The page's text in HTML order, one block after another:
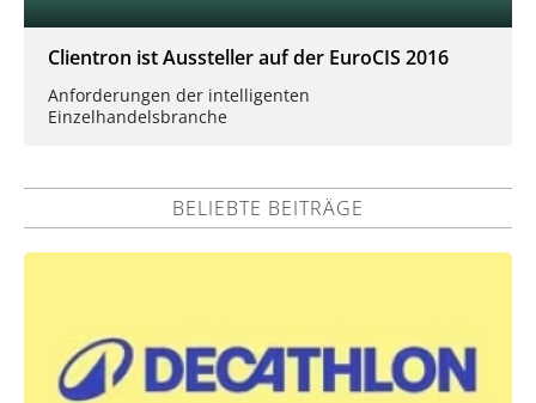
Clientron ist Aussteller auf der EuroCIS 2016
Anforderungen der intelligenten
Einzelhandelsbranche
BELIEBTE BEITRÄGE